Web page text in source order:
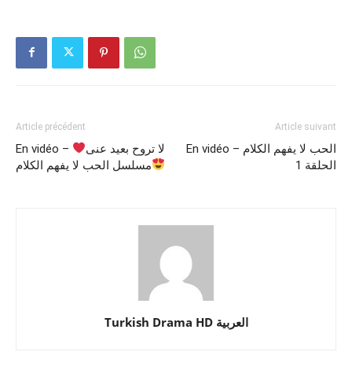
Article précédent
En vidéo – لا تروح بعيد عنى
مسلسل الحب لا يفهم الكلام
Article suivant
En vidéo – الحب لا يفهم الكلام
الحلقة 1
Turkish Drama HD العربية